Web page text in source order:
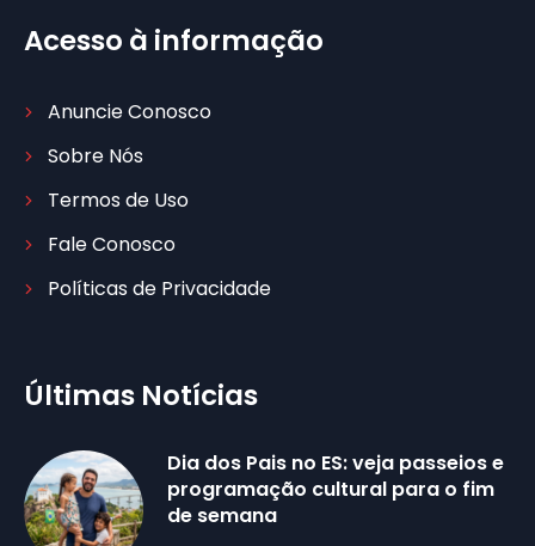
Acesso à informação
Anuncie Conosco
Sobre Nós
Termos de Uso
Fale Conosco
Políticas de Privacidade
Últimas Notícias
Dia dos Pais no ES: veja passeios e
programação cultural para o fim
de semana